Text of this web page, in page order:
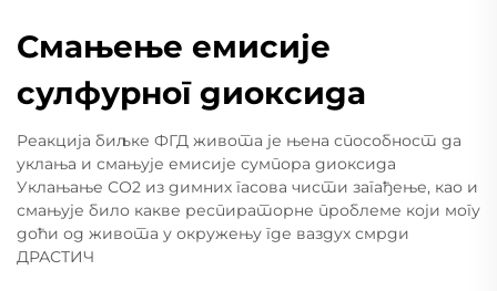
Смањење емисије
сулфурног диоксида
Реакција биљке ФГД живота је њена способност да
уклања и смањује емисије сумпора диоксида
Уклањање СО2 из димних гасова чисти загађење, као и
смањује било какве респираторне проблеме који могу
доћи од живота у окружењу где ваздух смрди
ДРАСТИЧ